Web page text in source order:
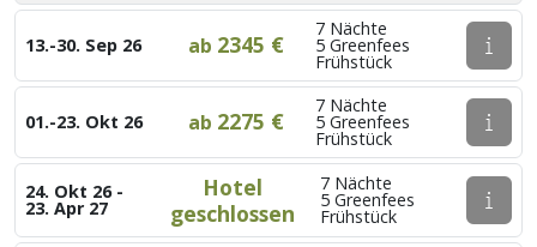
13.-30. Sep 26 ab 2345 €
7 Nächte
5 Greenfees
Frühstück
01.-23. Okt 26 ab 2275 €
7 Nächte
5 Greenfees
Frühstück
24. Okt 26 -
23. Apr 27
Hotel
geschlossen
7 Nächte
5 Greenfees
Frühstück